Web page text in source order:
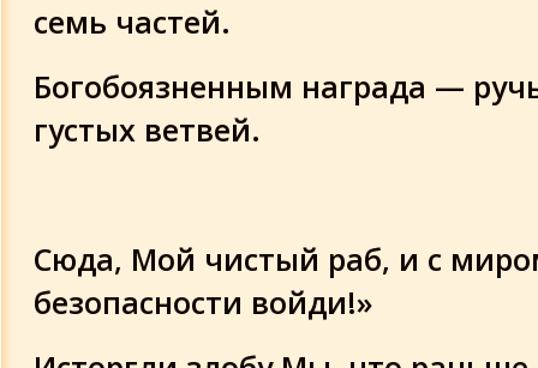
семь частей.
Богобоязненным награда —
густых ветвей.
Сюда, Мой чистый раб, и с
безопасности войди!»